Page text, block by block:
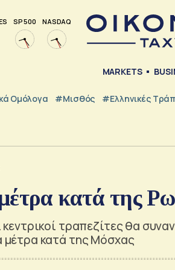
SP 500 NASDAQ
MARKETS
Ομόλογα #Μισθός #ελληνικές
κατά της
τραπεζίτες θα
μέτρα κατά της Μόσχας